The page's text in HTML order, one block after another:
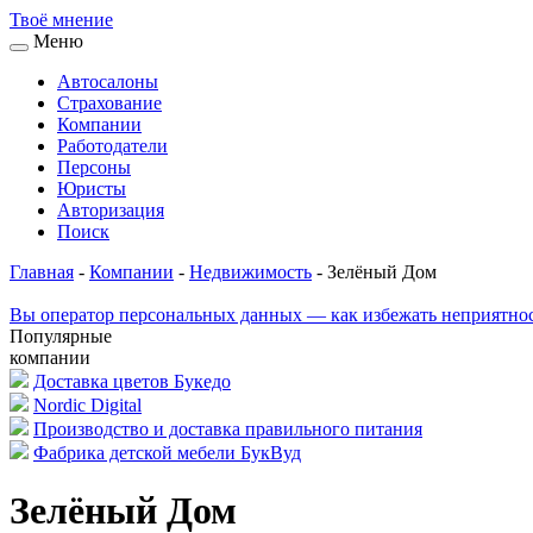
Твоё мнение
Меню
Автосалоны
Страхование
Компании
Работодатели
Персоны
Юристы
Авторизация
Поиск
Главная - Компании - Недвижимость - Зелёный Дом
Вы оператор персональных данных — как избежать
Популярные
компании
Доставка цветов Букедо
Nordic Digital
Производство и доставка правильного питания
Фабрика детской мебели БукВуд
Зелёный Дом